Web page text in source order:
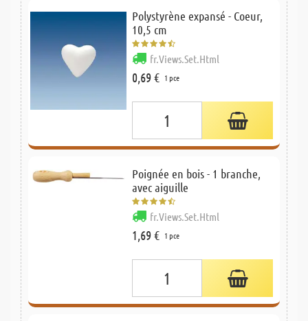
Polystyrène expansé - Coeur,
10,5 cm
fr.Views.Set.Html
0,69 € 1 pce
Poignée en bois - 1 branche,
avec aiguille
fr.Views.Set.Html
1,69 € 1 pce